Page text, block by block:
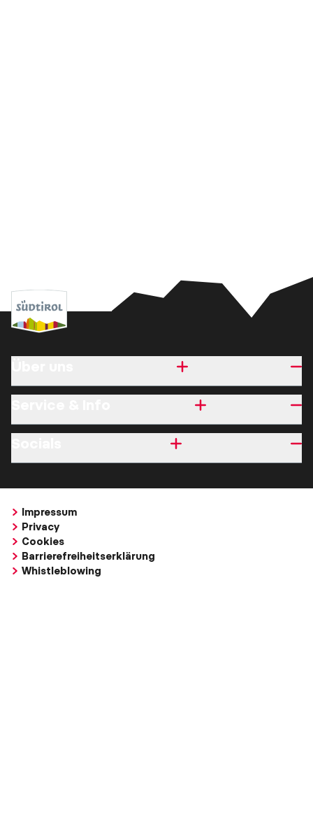
Impressum
Privacy
Cookies
Barrierefreiheitserklärung
Whistleblowing